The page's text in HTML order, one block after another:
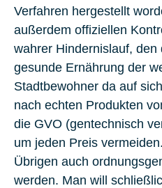
Verfahren hergestellt
außerdem offiziellen
wahrer Hindernislauf,
gesunde Ernährung der
Stadtbewohner da auf
nach echten Produkten
die GVO (gentechnisch
um jeden Preis
Übrigen auch
werden. Man will